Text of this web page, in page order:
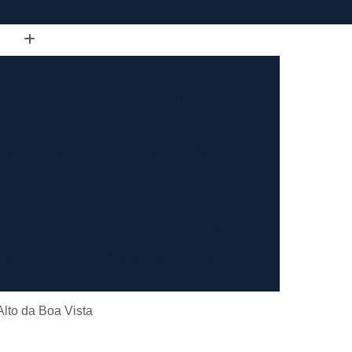
Inox
Calandragem Tubo Inox
da Boa Vista